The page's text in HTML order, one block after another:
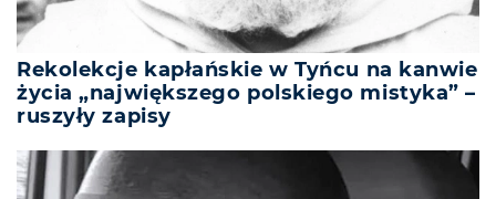
Rekolekcje kapłańskie w Tyńcu na kanwie
życia „największego polskiego mistyka” –
ruszyły zapisy